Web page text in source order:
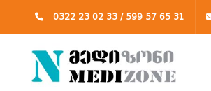
0322 23 02 33 / 599 57 65 31